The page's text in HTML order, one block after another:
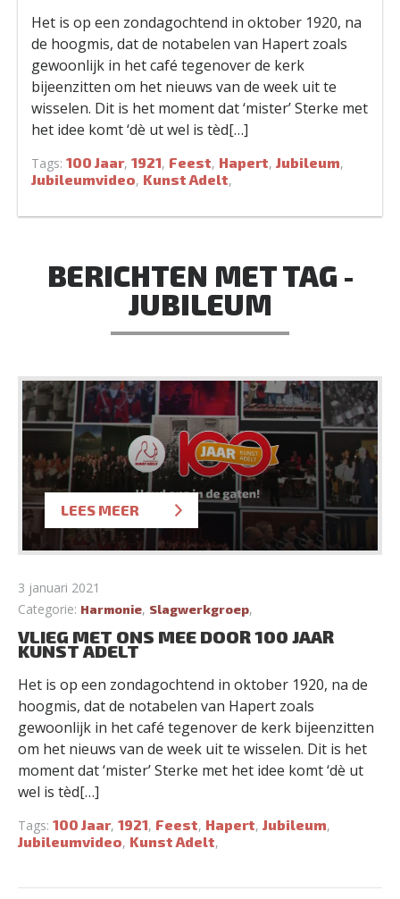
Het is op een zondagochtend in oktober 1920, na
de hoogmis, dat de notabelen van Hapert zoals
gewoonlijk in het café tegenover de kerk
bijeenzitten om het nieuws van de week uit te
wisselen. Dit is het moment dat ‘mister’ Sterke met
het idee komt ‘dè ut wel is tèd[…]
Tags: 100 Jaar, 1921, Feest, Hapert, Jubileum,
Jubileumvideo, Kunst Adelt,
BERICHTEN MET TAG -
JUBILEUM
LEES MEER
3 januari 2021
Categorie: Harmonie, Slagwerkgroep,
VLIEG MET ONS MEE DOOR 100 JAAR
KUNST ADELT
Het is op een zondagochtend in oktober 1920, na de
hoogmis, dat de notabelen van Hapert zoals
gewoonlijk in het café tegenover de kerk bijeenzitten
om het nieuws van de week uit te wisselen. Dit is het
moment dat ‘mister’ Sterke met het idee komt ‘dè ut
wel is tèd[…]
Tags: 100 Jaar, 1921, Feest, Hapert, Jubileum,
Jubileumvideo, Kunst Adelt,